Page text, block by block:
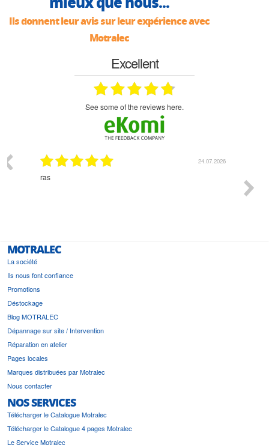
Ils donnent leur avis sur leur expérience avec
Motralec
Excellent
see some of the reviews here.
18.07.2026
Monsieur Delhaye est une personne disponible, à
MOTRALEC
La société
Ils nous font confiance
Promotions
Déstockage
Blog MOTRALEC
Dépannage sur site / Intervention
Réparation en atelier
Pages locales
Marques distribuées par Motralec
Nous contacter
NOS SERVICES
Télécharger le Catalogue Motralec
Télécharger le Catalogue 4 pages Motralec
Le Service Motralec